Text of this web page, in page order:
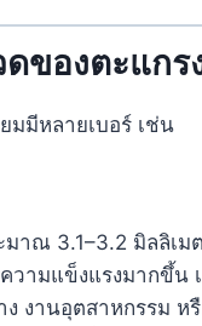
ของตะแกร
มีหลายเบอร์ เช่น
าณ 3.1–3.2 มิลลิเม
วามแข็งแรงมากขึ้น
งานอุตสาหกรรม ห